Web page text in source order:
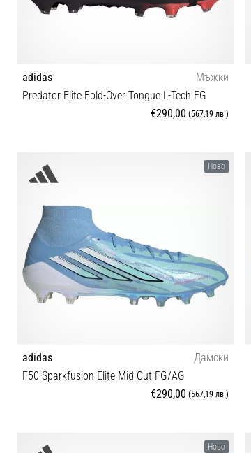
adidas
Мъжки
Predator Elite Fold-Over Tongue L-Tech FG
€290,00 (567,19 лв.)
37⅓ 38 38⅔ 39⅓ 40 40⅔ 41⅓ 42 42⅔ 43⅓ 44
Ново
adidas
Дамски
F50 Sparkfusion Elite Mid Cut FG/AG
€290,00 (567,19 лв.)
35½ 36 36⅔ 37⅓ 38 38⅔ 39⅓ 40 40⅔ 41⅓ 42 42⅔
Ново